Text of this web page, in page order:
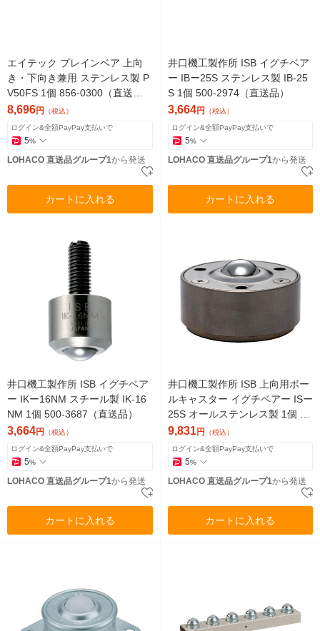
エイテック プレインベア 上向
き・下向き兼用 ステンレス製 P
V50FS 1個 856-0300（直送
品）
8,696円 （税込）
ログイン&全額PayPay支払いで
5%
LOHACO 直送品グループ1から発送
カートに入れる
井口機工製作所 ISB イグチベア
ー IBー25S ステンレス製 IB-25
S 1個 500-2974（直送品）
3,664円 （税込）
ログイン&全額PayPay支払いで
5%
LOHACO 直送品グループ1から発送
カートに入れる
井口機工製作所 ISB イグチベア
ー IKー16NM スチール製 IK-16
NM 1個 500-3687（直送品）
3,664円 （税込）
ログイン&全額PayPay支払いで
5%
LOHACO 直送品グループ1から発送
カートに入れる
井口機工製作所 ISB 上向用ボー
ルキャスター イグチベアー ISー
25S オールステンレス製 1個 50
0-2630（直送品）
9,831円 （税込）
ログイン&全額PayPay支払いで
5%
LOHACO 直送品グループ1から発送
カートに入れる